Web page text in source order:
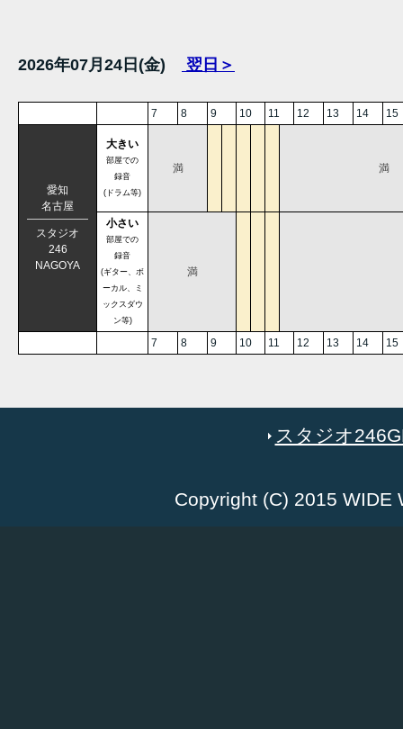
2026年07月24日(金) 翌日＞
7 8 9 10 11 12 13 14 15
愛知
名古屋
スタジオ
246
NAGOYA
大きい
部屋での
録音
(ドラム等)
満 満
小さい
部屋での
録音
(ギター、ボ
ーカル、ミ
ックスダウ
ン等)
満
7 8 9 10 11 12 13 14 15
スタジオ
Copyright (C) 2015 WIDE